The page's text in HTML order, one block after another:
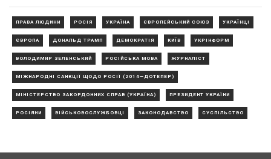
ПРАВА ЛЮДИНИ РОСІЯ УКРАЇНА ЄВРОПЕЙСЬКИЙ СОЮЗ УКРАЇНЦІ
ЄВРОПА ДОНАЛЬД ТРАМП ДЕМОКРАТІЯ КИЇВ УКРІНФОРМ
ВОЛОДИМИР ЗЕЛЕНСЬКИЙ РОСІЙСЬКА МОВА ЖУРНАЛІСТ
МІЖНАРОДНІ САНКЦІЇ ЩОДО РОСІЇ (2014—ДОТЕПЕР)
МІНІСТЕРСТВО ЗАКОРДОННИХ СПРАВ (УКРАЇНА) ПРЕЗИДЕНТ УКРАЇНИ
РОСІЯНИ ВІЙСЬКОВОСЛУЖБОВЦІ ЗАКОНОДАВСТВО СУСПІЛЬСТВО